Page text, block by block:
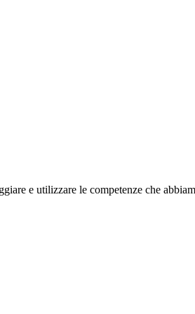
e utilizzare le competenze che